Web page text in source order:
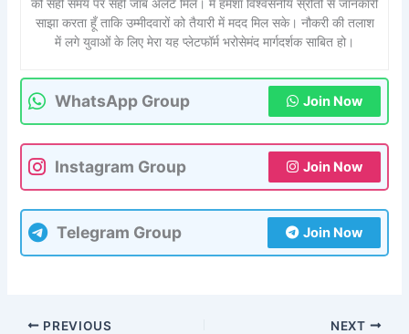
साझा करता हूँ ताकि उम्मीदवारों को तैयारी में मदद मिल सके। नौकरी की तलाश
में लगे युवाओं के लिए मेरा यह प्लेटफॉर्म भरोसेमंद मार्गदर्शक साबित हो।
WhatsApp Group Join Now
Instagram Group Join Now
Telegram Group Join Now
PREVIOUS NEXT